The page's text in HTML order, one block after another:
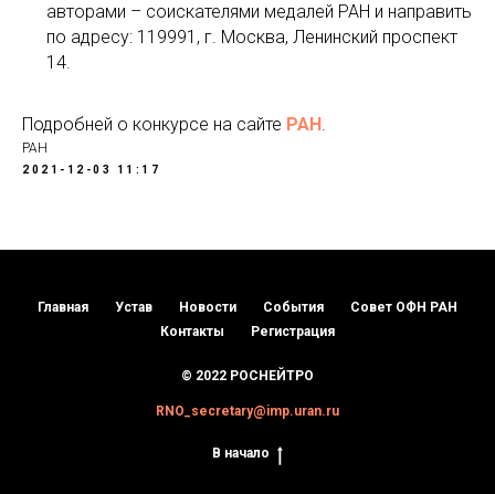
авторами – соискателями медалей РАН и направить
по адресу: 119991, г. Москва, Ленинский проспект
14.
Подробней о конкурсе на сайте РАН.
РАН
2021-12-03 11:17
Главная Устав Новости События
Совет ОФН РАН
Контакты
Регистрация
© 2022 РОСНЕЙТРО
RNO_secretary@imp.uran.ru
В начало